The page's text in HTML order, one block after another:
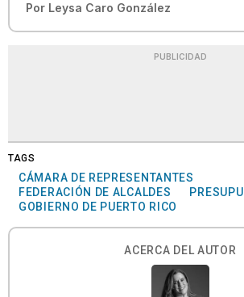
Por Leysa Caro González
PUBLICIDAD
TAGS
CÁMARA DE REPRESENTANTES
FEDERACIÓN DE ALCALDES
GOBIERNO DE PUERTO RICO
ACERCA DEL AUTOR